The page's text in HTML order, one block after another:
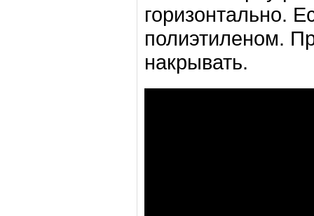
горизонтально.
полиэтиленом.
накрывать.